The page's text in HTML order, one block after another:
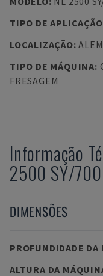
TIPO DE APLICAÇÃO
LOCALIZAÇÃO:
TIPO DE MÁQUINA:
FRESAGEM
Informação
2500 SY/700
DIMENSÕES
PROFUNDIDADE DA
ALTURA DA